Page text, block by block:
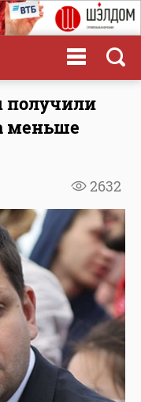
получили
меньше
2632